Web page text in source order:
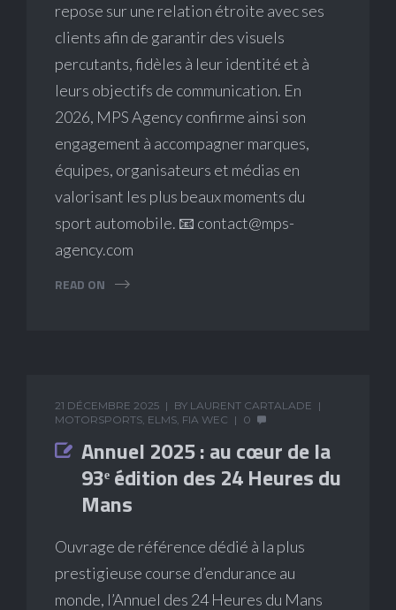
repose sur une relation étroite avec ses
clients afin de garantir des visuels
percutants, fidèles à leur identité et à
leurs objectifs de communication. En
2026, MPS Agency confirme ainsi son
engagement à accompagner marques,
équipes, organisateurs et médias en
valorisant les plus beaux moments du
sport automobile. 📧 contact@mps-
agency.com
READ ON
21 DÉCEMBRE 2025 BY LAURENT CARTALADE
MOTORSPORTS, ELMS, FIA WEC 0
Annuel 2025 : au cœur de la
93ᵉ édition des 24 Heures du
Mans
Ouvrage de référence dédié à la plus
prestigieuse course d’endurance au
monde, l’Annuel des 24 Heures du Mans